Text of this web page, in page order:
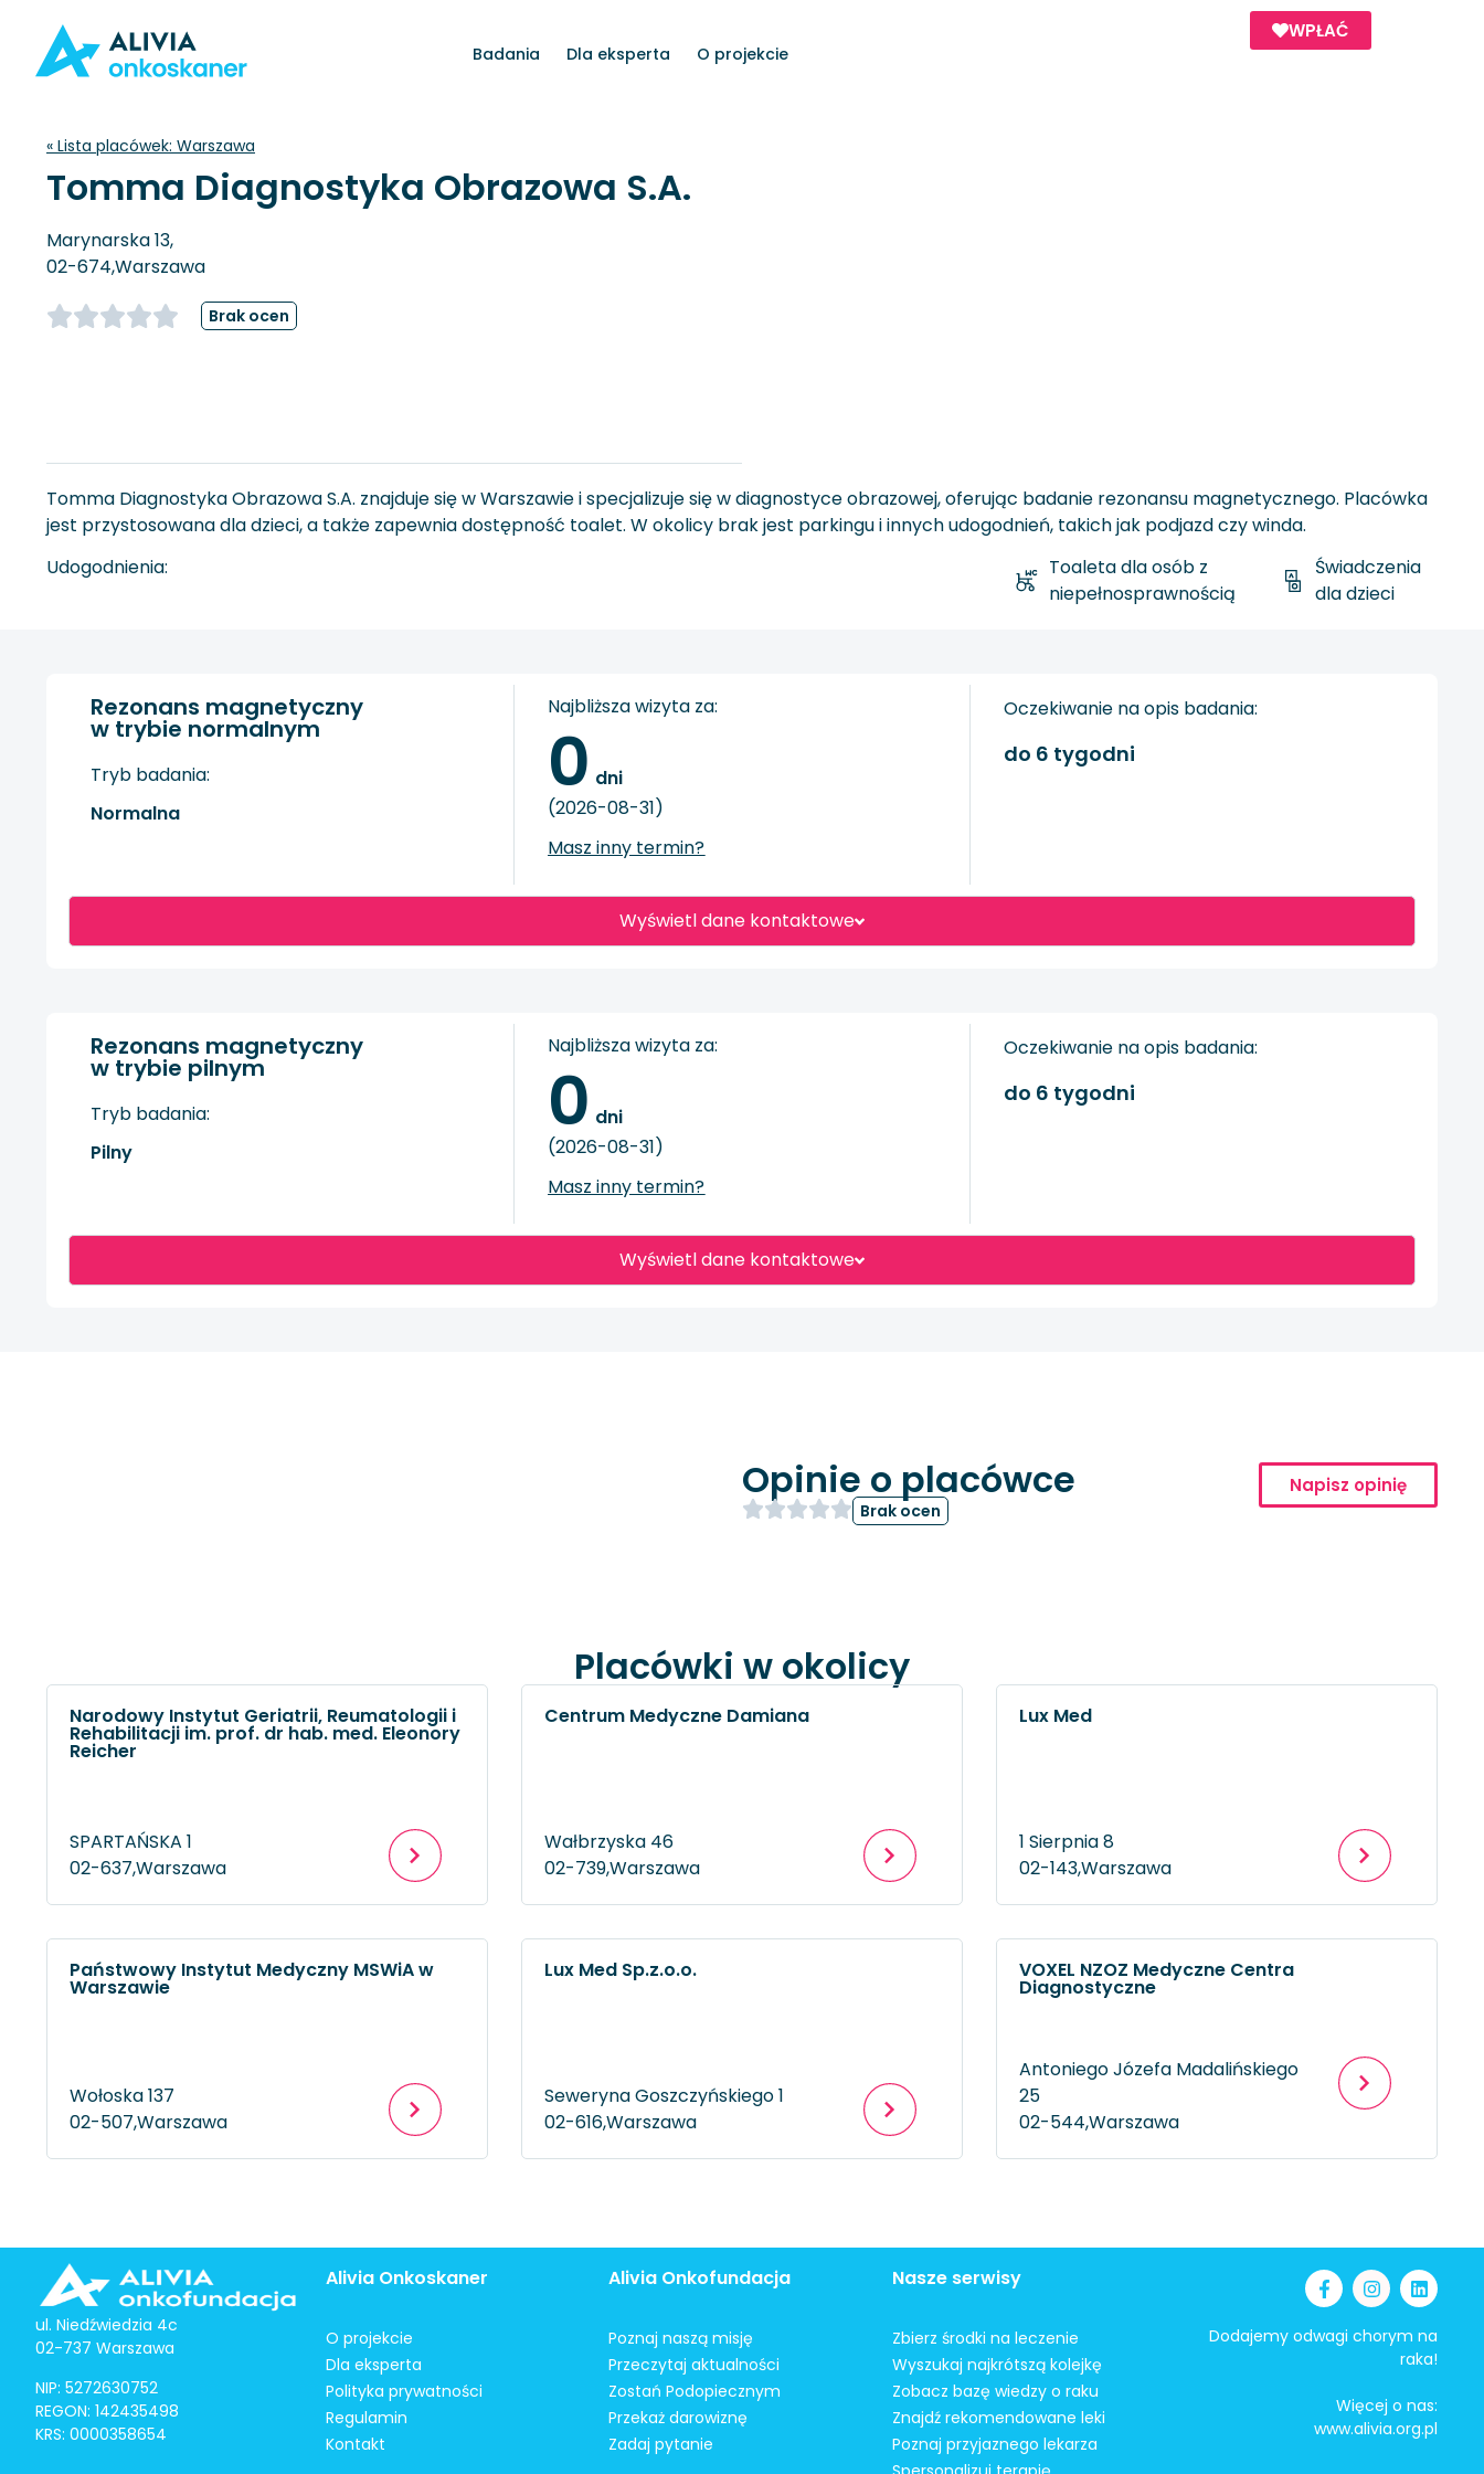
Badania Dla eksperta O projekcie
WPŁAĆ
« Lista placówek: Warszawa
Tomma Diagnostyka Obrazowa S.A.
Marynarska 13,
02-674,Warszawa
Brak ocen
Tomma Diagnostyka Obrazowa S.A. znajduje się w Warszawie i specjalizuje się w diagnostyce obrazowej, oferując badanie rezonansu magnetycznego. Placówka
jest przystosowana dla dzieci, a także zapewnia dostępność toalet. W okolicy brak jest parkingu i innych udogodnień, takich jak podjazd czy winda.
Udogodnienia:
Toaleta dla osób z
niepełnosprawnością
Świadczenia
dla dzieci
Wyświetl dane kontaktowe
Rezonans magnetyczny
w trybie normalnym
Tryb badania:
Normalna
Najbliższa wizyta za:
0 dni
(2026-08-31)
Masz inny termin?
Oczekiwanie na opis badania:
do 6 tygodni
Wyświetl dane kontaktowe
Rezonans magnetyczny
w trybie pilnym
Tryb badania:
Pilny
Najbliższa wizyta za:
0 dni
(2026-08-31)
Masz inny termin?
Oczekiwanie na opis badania:
do 6 tygodni
Opinie o placówce
Brak ocen
Napisz opinię
Placówki w okolicy
Narodowy Instytut Geriatrii, Reumatologii i
Rehabilitacji im. prof. dr hab. med. Eleonory
Reicher
SPARTAŃSKA 1
02-637,Warszawa
Centrum Medyczne Damiana
Wałbrzyska 46
02-739,Warszawa
Lux Med
1 Sierpnia 8
02-143,Warszawa
Państwowy Instytut Medyczny MSWiA w
Warszawie
Wołoska 137
02-507,Warszawa
Lux Med Sp.z.o.o.
Seweryna Goszczyńskiego 1
02-616,Warszawa
VOXEL NZOZ Medyczne Centra
Diagnostyczne
Antoniego Józefa Madalińskiego
25
02-544,Warszawa
ul. Niedźwiedzia 4c
02-737 Warszawa
NIP: 5272630752
REGON: 142435498
KRS: 0000358654
Alivia Onkoskaner
O projekcie
Dla eksperta
Polityka prywatności
Regulamin
Kontakt
Alivia Onkofundacja
Poznaj naszą misję
Przeczytaj aktualności
Zostań Podopiecznym
Przekaż darowiznę
Zadaj pytanie
Nasze serwisy
Zbierz środki na leczenie
Wyszukaj najkrótszą kolejkę
Zobacz bazę wiedzy o raku
Znajdź rekomendowane leki
Poznaj przyjaznego lekarza
Dodajemy odwagi chorym na
raka!
Więcej o nas:
www.alivia.org.pl